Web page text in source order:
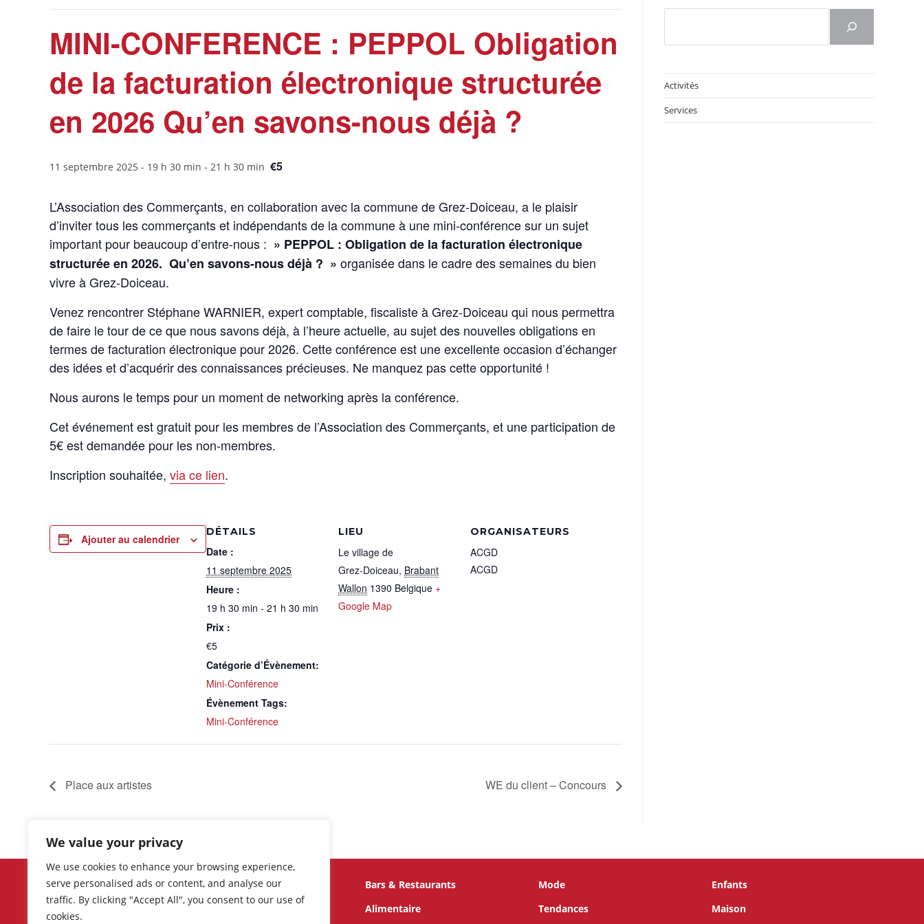
We value your privacy
We use cookies to enhance your browsing experience,
serve personalised ads or content, and analyse our
traffic. By clicking "Accept All", you consent to our use of
cookies.
MINI-CONFERENCE : PEPPOL Obligation
de la facturation électronique structurée
en 2026 Qu’en savons-nous déjà ?
11 septembre 2025 - 19 h 30 min - 21 h 30 min €5
L’Association des Commerçants, en collaboration avec la commune de Grez-Doiceau, a le plaisir
d’inviter tous les commerçants et indépendants de la commune à une mini-conférence sur un sujet
important pour beaucoup d’entre-nous : » PEPPOL : Obligation de la facturation électronique
structurée en 2026. Qu’en savons-nous déjà ? » organisée dans le cadre des semaines du bien
vivre à Grez-Doiceau.
Venez rencontrer Stéphane WARNIER, expert comptable, fiscaliste à Grez-Doiceau qui nous permettra
de faire le tour de ce que nous savons déjà, à l’heure actuelle, au sujet des nouvelles obligations en
termes de facturation électronique pour 2026. Cette conférence est une excellente occasion d’échanger
des idées et d’acquérir des connaissances précieuses. Ne manquez pas cette opportunité !
Nous aurons le temps pour un moment de networking après la conférence.
Cet événement est gratuit pour les membres de l’Association des Commerçants, et une participation de
5€ est demandée pour les non-membres.
Inscription souhaitée, via ce lien.
Ajouter au calendrier
DÉTAILS
Date :
11 septembre 2025
Heure :
19 h 30 min - 21 h 30 min
Prix :
€5
Catégorie d’Évènement:
Mini-Conférence
Évènement Tags:
Mini-Conférence
LIEU
Le village de
Grez-Doiceau, Brabant
Wallon 1390 Belgique +
Google Map
ORGANISATEURS
ACGD
ACGD
Place aux artistes WE du client – Concours
Activités
Services
Découvrez les événements et
promotions récents, ainsi que la liste
complète des commerces, boutiques,
Bars & Restaurants
Alimentaire
Mode
Tendances
Enfants
Maison